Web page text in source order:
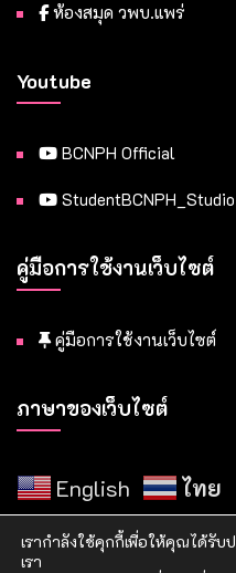
ห้องสมุด วพบ.แพร่
Youtube
BCNPH Official
StudentBCNPH_Studio
คู่มือการใช้งานเว็บไซต์
คู่มือการใช้งานเว็บไซต์
ภาษาของเว็บไซต์
English ไทย
เรากำลังใช้คุกกี้เพื่อให้คุณได้รั
เรา